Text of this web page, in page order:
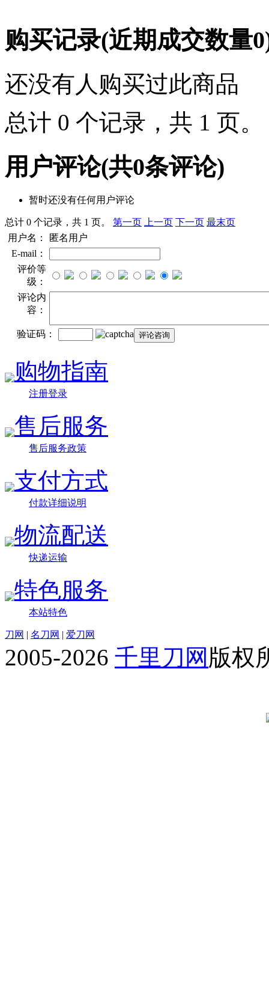
购买记录(近期成交数量0
还没有人购买过此商品
总计 0 个记录，共 1 页。
用户评论(共0条评论)
暂时还没有任何用户评论
总计 0 个记录，共 1 页。 第一页 上一页 下一页 最末页
用户名：
匿名用户
E-mail：
评价等
级：
评论内
容：
验证码：
购物指南
注册登录
售后服务
售后服务政策
支付方式
付款详细说明
物流配送
快递运输
特色服务
本站特色
刀网 | 名刀网 | 爱刀网
2005-2026 千里刀网 版权